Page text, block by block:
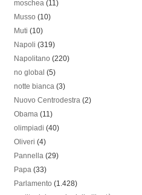
moschea (11)
Musso (10)
Muti (10)
Napoli (319)
Napolitano (220)
no global (5)
notte bianca (3)
Nuovo Centrodestra (2)
Obama (11)
olimpiadi (40)
Oliveri (4)
Pannella (29)
Papa (33)
Parlamento (1.428)